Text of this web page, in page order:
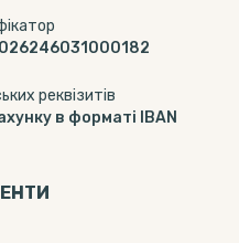
реквізитів
в форматі IBAN